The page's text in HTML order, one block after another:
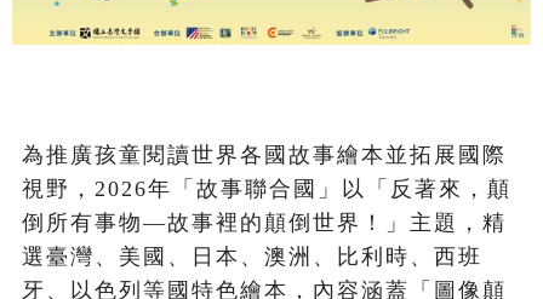
為推廣孩童閱讀世界各國故事繪本並拓展國際
視野，2026年「故事聯合國」以「反著來，顛
倒所有事物—故事裡的顛倒世界！」主題，精
選臺灣、美國、日本、澳洲、比利時、西班
牙、以色列等國特色繪本，內容涵蓋「圖像顛